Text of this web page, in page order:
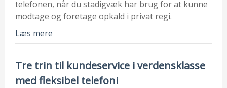
telefonen, når du stadigvæk har brug for at kunne
modtage og foretage opkald i privat regi.
Læs mere
Tre trin til kundeservice i verdensklasse
med fleksibel telefoni